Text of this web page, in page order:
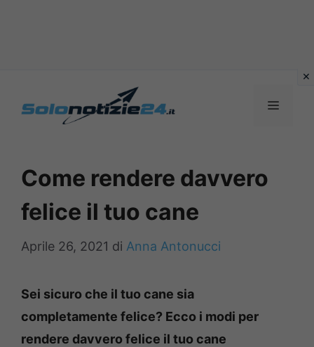
MENU
Come rendere davvero
felice il tuo cane
Aprile 26, 2021 di Anna Antonucci
Sei sicuro che il tuo cane sia
completamente felice? Ecco i modi per
rendere davvero felice il tuo cane